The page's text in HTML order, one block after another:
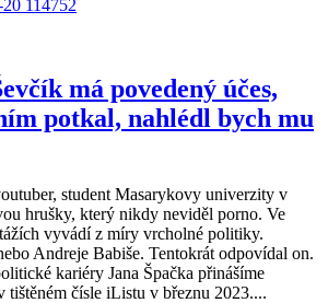
má povedený účes,
potkal, nahlédl bych mu
student Masarykovy univerzity v
hrušky, který nikdy neviděl porno. Ve
vyvádí z míry vrcholné politiky.
Andreje Babiše. Tentokrát odpovídal on.
kariéry Jana Špačka přinášíme
tištěném čísle iListu v březnu 2023....